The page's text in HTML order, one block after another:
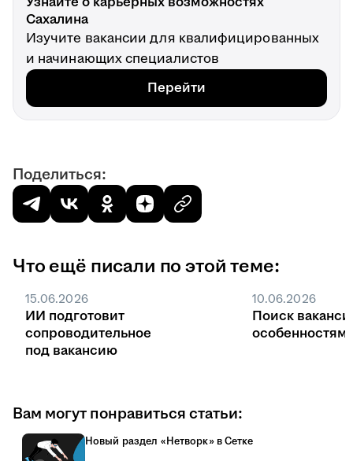
Сахалина
Изучите вакансии для квалифицированных
и начинающих специалистов
Перейти
Поделиться:
Что ещё писали по этой теме:
15.06.2026
ИИ подготовит
сопроводительное
под вакансию
10.06.2026
Поиск
Вам могут понравиться статьи:
Новый раздел «Нетворк» в Сетке